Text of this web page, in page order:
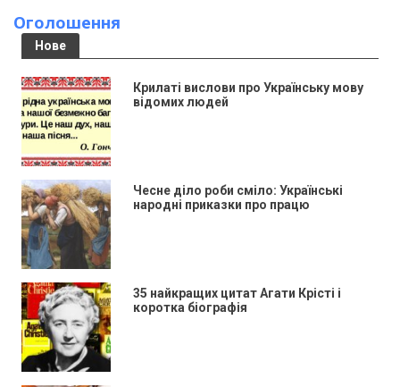
Оголошення
Нове
Крилаті вислови про Українську мову
відомих людей
Чесне діло роби сміло: Українські
народні приказки про працю
35 найкращих цитат Агати Крісті і
коротка біографія